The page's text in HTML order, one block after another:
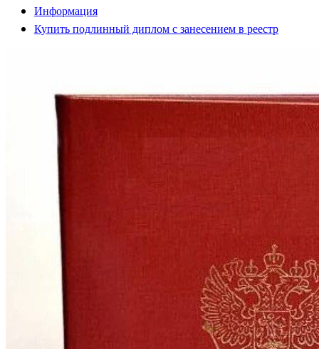
Информация
Купить подлинный диплом с занесением в реестр